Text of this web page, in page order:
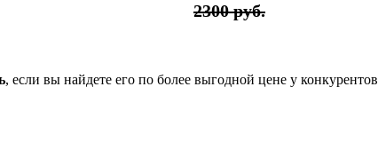
2300 руб.
, если вы найдете его по более выгодной цене у конкурентов